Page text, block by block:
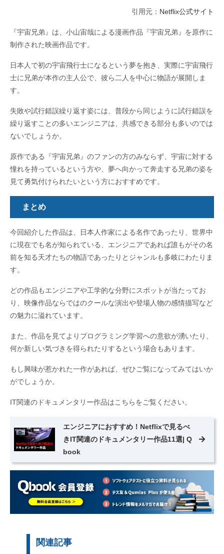
引用元： Netflix公式サイト
『宇宙兄弟』は、小山宙哉による漫画作品『宇宙兄弟』を原作に
制作された映画作品です。
日本人で初の宇宙飛行士になるという夢を抱き、実際に宇宙飛行
士に兄弟が本作の主人公で、彼ら二人を中心に物語が展開しま
す。
失敗や試行錯誤繰り返す姿には、普段から同じように試行錯誤を
繰り返すことの多いエンジニアは、共感できる部分も多いのでは
ないでしょうか。
原作である『宇宙兄弟』のファンの方のみならず、宇宙に対する
憧れを持っているという方や、夢へ向かって奔走する兄弟の姿を
見て勇気付けられたいという方におすすめです。
まとめ
今回紹介した作品は、日本人作家による名作であったり、世界中
に現在でも名が知られている、エンジニアであれば誰もがその名
前を知る天才たちの物語であったりとジャンルも多岐にわたりま
す。
どの作品もエンジニアや工学的な分野にスポットが当たってお
り、映像作品ならではのクールな演出や登場人物の感情描写など
の魅力に溢れています。
また、作品を見てよりプログラミング学習への意欲が湧いたり、
何か新しい気づきを得られたりするという場合もあります。
もし興味が惹かれた一作があれば、ぜひご覧になってみてはいか
がでしょうか。
IT関連のドキュメンタリー作品はこちらをご覧ください。
エンジニアにおすすめ！Netflixで見るべ
きIT関連のドキュメンタリー作品11選| Q
book
関連記事